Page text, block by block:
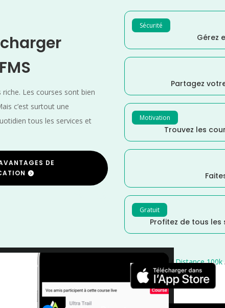
riche. Les courses sont bien
c’est surtout une
tous les services et
DE
Sécurité
Gérez
Partagez
Motivation
Trouvez les
Gratuit
Profitez de tous
×
France Distance 100M /Distance 100k